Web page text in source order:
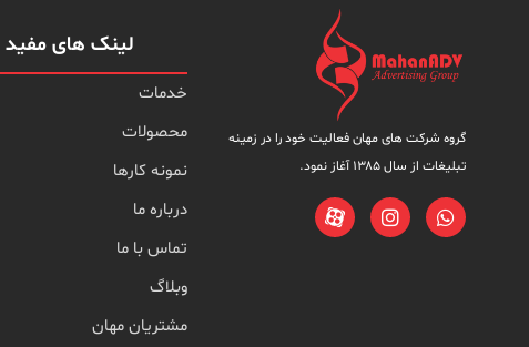
گروه شرکت های مهان فعالیت خود را در زمینه
تبلیغات از سال ۱۳۸۵ آغاز نمود.
لینک های مفید
خدمات
محصولات
نمونه کارها
درباره ما
تماس با ما
وبلاگ
مشتریان مهان